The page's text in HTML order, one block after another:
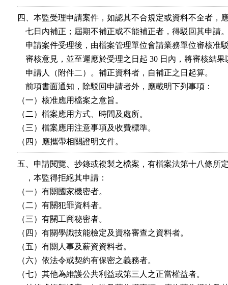
四、本監受理申請案件，如認其不合規定或資料不全者，
七日內補正；屆期不補正或不能補正者，得駁回其申請
申請案件受理後，由檔案管理單位會請業務單位審核准
審核意見，並至遲應於受理之日起 30 日內，將審核結
    申請人（附件二）。補正資料者，自補正之日起算。
    前項書面通知，除駁回申請者外，應載明下列事項：
（一）核准應用檔案之意旨。
（二）檔案應用方式、時間及處所。
（三）檔案應用注意事項及收費標準。
（四）應攜帶相關證明文件。
五、申請閱覽、抄錄或複製之檔案，有檔案法第十八條所
    ，本監得拒絕其申請：
（一）有關國家機密者。
（二）有關犯罪資料者。
（三）有關工商秘密者。
（四）有關學識技能檢定及資格審查之資料者。
（五）有關人事及薪資資料者。
（六）依法令或契約有保密之義務者。
（七）其他為維護公共利益或第三人之正當權益者。